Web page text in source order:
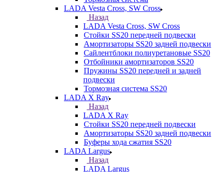
LADA Vesta Cross, SW Cross
Назад
LADA Vesta Cross, SW Cross
Стойки SS20 передней подвески
Амортизаторы SS20 задней подвески
Сайлентблоки полиуретановые SS20
Отбойники амортизаторов SS20
Пружины SS20 передней и задней
подвески
Тормозная система SS20
LADA X Ray
Назад
LADA X Ray
Стойки SS20 передней подвески
Амортизаторы SS20 задней подвески
Буферы хода сжатия SS20
LADA Largus
Назад
LADA Largus